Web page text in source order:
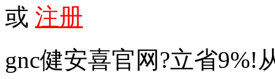
或 注册
gnc健安喜官网?立省9%!